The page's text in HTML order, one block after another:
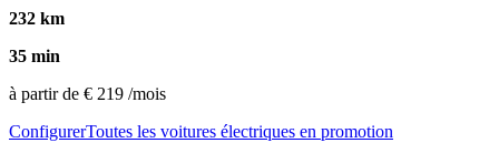
232 km
35 min
à partir de € 219 /mois
ConfigurerToutes les voitures électriques en promotion